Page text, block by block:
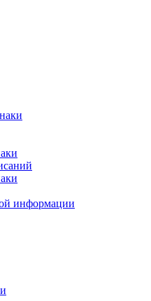
информации